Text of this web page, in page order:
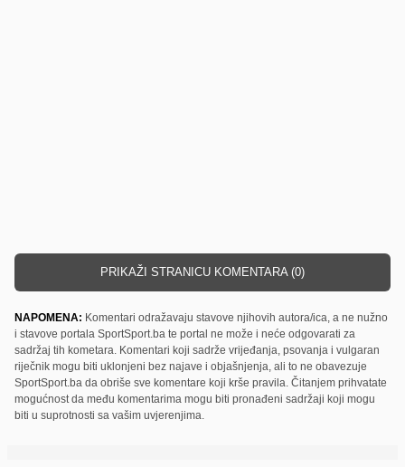
PRIKAŽI STRANICU KOMENTARA (0)
NAPOMENA: Komentari odražavaju stavove njihovih autora/ica, a ne nužno
i stavove portala SportSport.ba te portal ne može i neće odgovarati za
sadržaj tih kometara. Komentari koji sadrže vrijeđanja, psovanja i vulgaran
riječnik mogu biti uklonjeni bez najave i objašnjenja, ali to ne obavezuje
SportSport.ba da obriše sve komentare koji krše pravila. Čitanjem prihvatate
mogućnost da među komentarima mogu biti pronađeni sadržaji koji mogu
biti u suprotnosti sa vašim uvjerenjima.